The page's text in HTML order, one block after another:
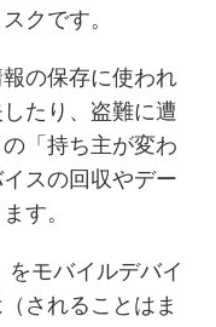
クです。
の保存に使われ
たり、盗難に遭
「持ち主が変わ
スの回収やデー
す。
をモバイルデバイ
されることはま